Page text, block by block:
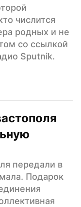
числится
родных и не
со ссылкой
Sputnik.
передали в
Подарок